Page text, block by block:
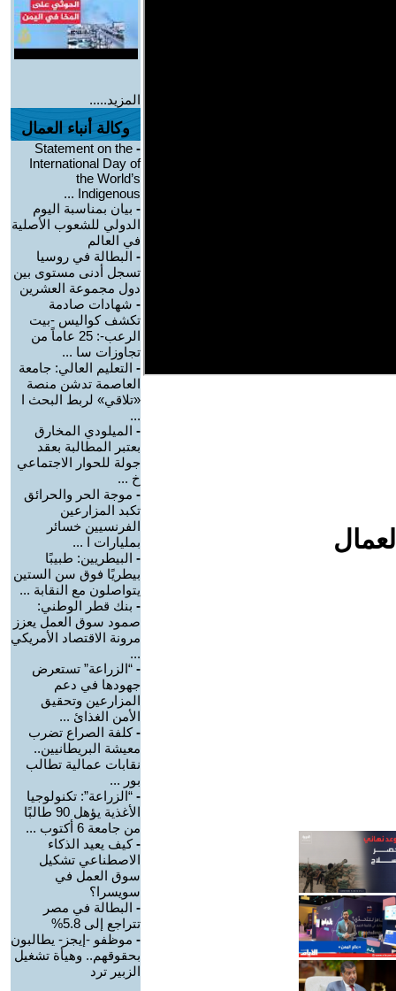
المزيد.....
وكالة أنباء العمال
-
Statement on the
International Day of
the World’s
Indigenous ...
- بيان بمناسبة اليوم
الدولي للشعوب الأصلية
في العالم
- البطالة في روسيا
تسجل أدنى مستوى بين
دول مجموعة العشرين
- شهادات صادمة
تكشف كواليس -بيت
الرعب-: 25 عاماً من
تجاوزات سا ...
- التعليم العالي: جامعة
العاصمة تدشن منصة
«تلاقي» لربط البحث ا
...
- الميلودي المخارق
بعتبر المطالبة بعقد
جولة للحوار الاجتماعي
خ ...
- موجة الحر والحرائق
تكبد المزارعين
الفرنسيين خسائر
بمليارات ا ...
- البيطريين: طبيبًا
بيطريًا فوق سن الستين
يتواصلون مع النقابة ...
- بنك قطر الوطني:
صمود سوق العمل يعزز
مرونة الاقتصاد الأمريكي
...
- “الزراعة” تستعرض
جهودها في دعم
المزارعين وتحقيق
الأمن الغذائ ...
-كلفة الصراع تضرب
معيشة البريطانيين..
نقابات عمالية تطالب
بور ...
- “الزراعة”: تكنولوجيا
الأغذية يؤهل 90 طالبًا
من جامعة 6 أكتوب ...
-كيف يعيد الذكاء
الاصطناعي تشكيل
سوق العمل في
سويسرا؟
- البطالة في مصر
تتراجع إلى 5.8%
- موظفو -إيجز- يطالبون
بحقوقهم.. وهيأة تشغيل
الزبير ترد